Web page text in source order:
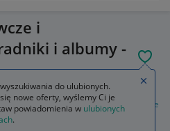
i
i albumy -
Albumy krajoznawcze i przyrodnicze
i przyrodnicze
do ulubionych.
nowe oferty, wyślemy Ci je
powiadomienia w ulubionych
.